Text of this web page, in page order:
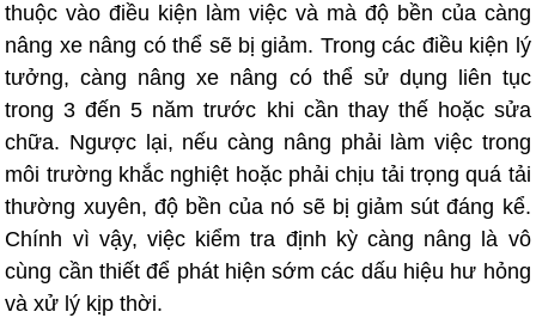
thuộc vào điều kiện làm việc và mà độ bền của càng
nâng xe nâng có thể sẽ bị giảm. Trong các điều kiện lý
tưởng, càng nâng xe nâng có thể sử dụng liên tục
trong 3 đến 5 năm trước khi cần thay thế hoặc sửa
chữa. Ngược lại, nếu càng nâng phải làm việc trong
môi trường khắc nghiệt hoặc phải chịu tải trọng quá tải
thường xuyên, độ bền của nó sẽ bị giảm sút đáng kể.
Chính vì vậy, việc kiểm tra định kỳ càng nâng là vô
cùng cần thiết để phát hiện sớm các dấu hiệu hư hỏng
và xử lý kịp thời.